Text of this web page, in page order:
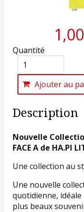
Quantité
Ajouter au
Description
Nouvelle
FACE A de HA.PI
Une collection au
Une nouvelle
quotidienne,
plus beaux